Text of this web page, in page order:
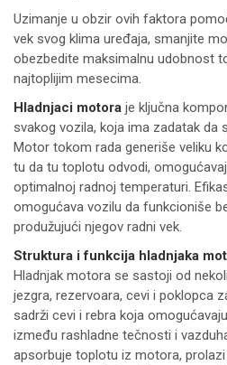
Uzimanje u obzir ovih faktora
vek svog klima uređaja, smanjite
obezbedite maksimalnu udobnost
najtoplijim mesecima.
Hladnjaci motora je ključna
svakog vozila, koja ima zadatak da
Motor tokom rada generiše veliku
tu da tu toplotu odvodi,
optimalnoj radnoj temperaturi.
omogućava vozilu da funkcioniše
produžujući njegov radni vek.
Struktura i funkcija hladnjaka
Hladnjak motora se sastoji od
jezgra, rezervoara, cevi i poklopca
sadrži cevi i rebra koja
između rashladne tečnosti i
apsorbuje toplotu iz motora,